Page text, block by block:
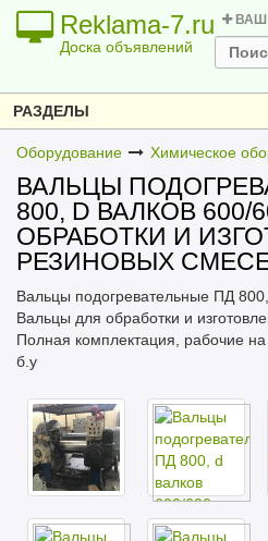
Reklama-7.ru
Доска объявлений
ВАШ
РАЗДЕЛЫ
Оборудование Химическое
ВАЛЬЦЫ
800, D ВАЛКОВ 600/
ОБРАБОТКИ И
РЕЗИНОВЫХ
Вальцы подогревательные ПД
Вальцы для обработки и
Полная комплектация, рабочие
б.у